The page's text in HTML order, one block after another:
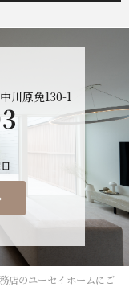
川原免130-1
店のユーセイホームにご